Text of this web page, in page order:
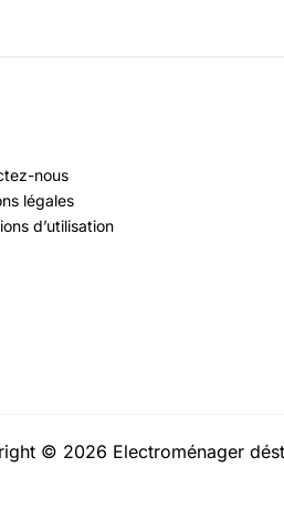
nous
légales
d’utilisation
© 2026 Electroménager